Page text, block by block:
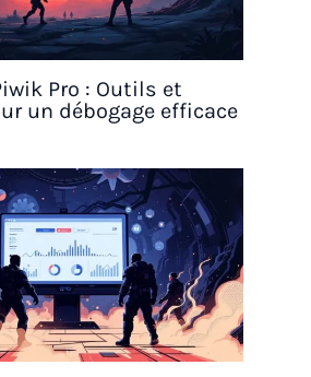
Pro : Outils et
un débogage efficace